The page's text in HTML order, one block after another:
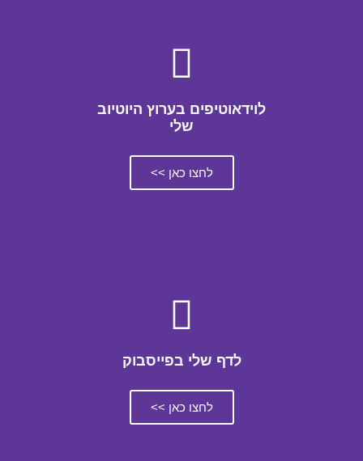
לוידאוטיפים בערוץ היוטיוב
שלי
לחצו כאן >>
לדף שלי בפייסבוק
לחצו כאן >>